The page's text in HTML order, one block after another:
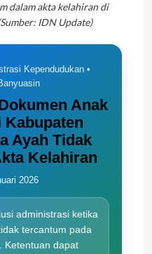
dalam akta kelahiran di
IDN Update)
Kependudukan •
Anak
Ayah Tidak
Kelahiran
2026
administrasi ketika
tercantum pada
Ketentuan dapat